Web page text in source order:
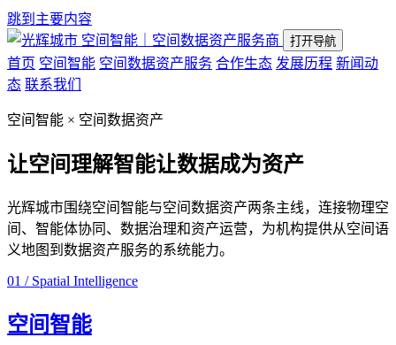
跳到主要内容
空间智能｜空间数据资产服务商
打开导航
首页 空间智能 空间数据资产服务 合作生态 发展历程 新闻动
态 联系我们
空间智能 × 空间数据资产
让空间理解智能让数据成为资产
光辉城市围绕空间智能与空间数据资产两条主线，连接物理空
间、智能体协同、数据治理和资产运营，为机构提供从空间语
义地图到数据资产服务的系统能力。
01 / Spatial Intelligence
空间智能